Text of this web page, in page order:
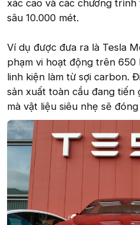
xác cao và các chương
sâu 10.000 mét.
Ví dụ được đưa ra là Tesla
phạm vi hoạt động trên 650
linh kiện làm từ sợi carbon.
sản xuất toàn cầu đang
mà vật liệu siêu nhẹ sẽ